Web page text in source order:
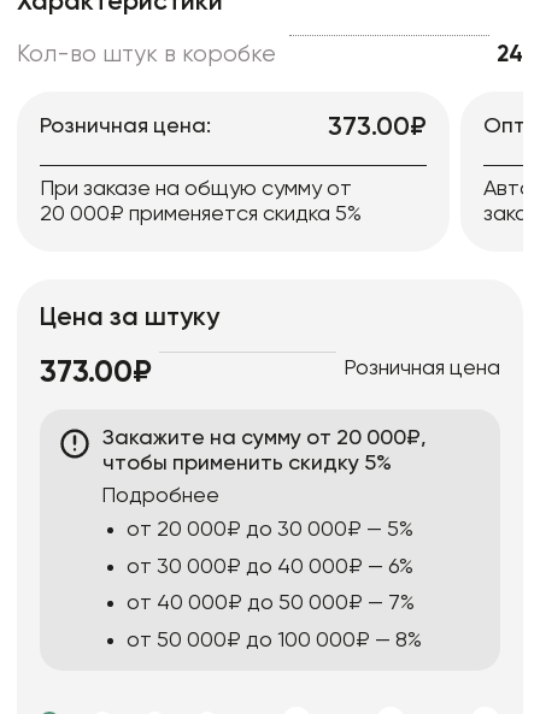
Кол-во штук в коробке 24
Розничная цена: 373.00₽
При заказе на общую сумму от
20 000₽ применяется скидка 5%
Цена за штуку
373.00₽ Розничная цена
Закажите на сумму от 20 000₽,
чтобы применить скидку 5%
Подробнее
от 20 000₽ до 30 000₽ — 5%
от 30 000₽ до 40 000₽ — 6%
от 40 000₽ до 50 000₽ — 7%
от 50 000₽ до 100 000₽ — 8%